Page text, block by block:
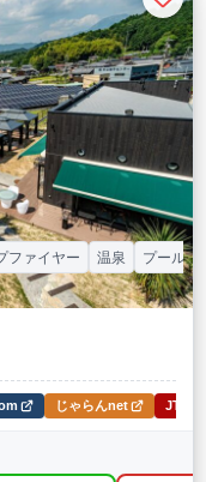
ファイヤー 温泉 プール
じゃらんnet JTB